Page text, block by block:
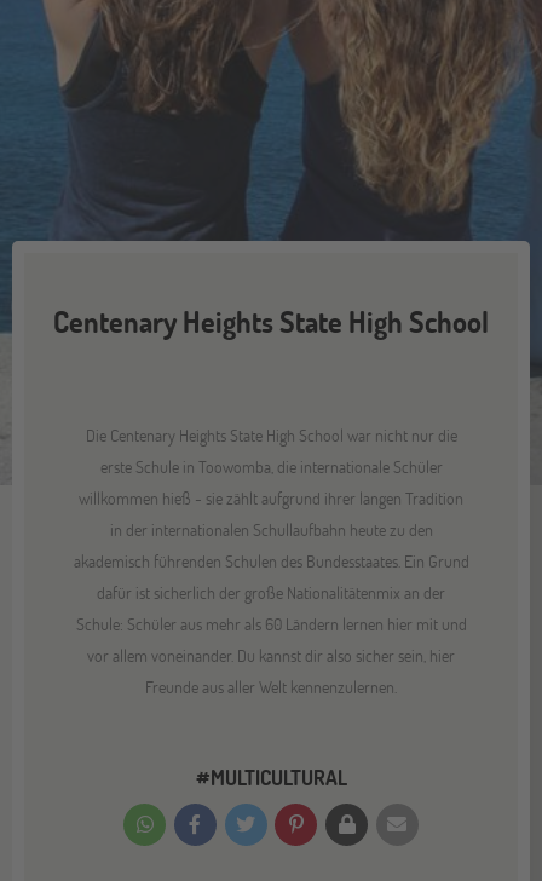
Centenary Heights State High School
Die Centenary Heights State High School war nicht nur die
erste Schule in Toowomba, die internationale Schüler
willkommen hieß - sie zählt aufgrund ihrer langen Tradition
in der internationalen Schullaufbahn heute zu den
akademisch führenden Schulen des Bundesstaates. Ein Grund
dafür ist sicherlich der große Nationalitätenmix an der
Schule: Schüler aus mehr als 60 Ländern lernen hier mit und
vor allem voneinander. Du kannst dir also sicher sein, hier
Freunde aus aller Welt kennenzulernen.
#MULTICULTURAL